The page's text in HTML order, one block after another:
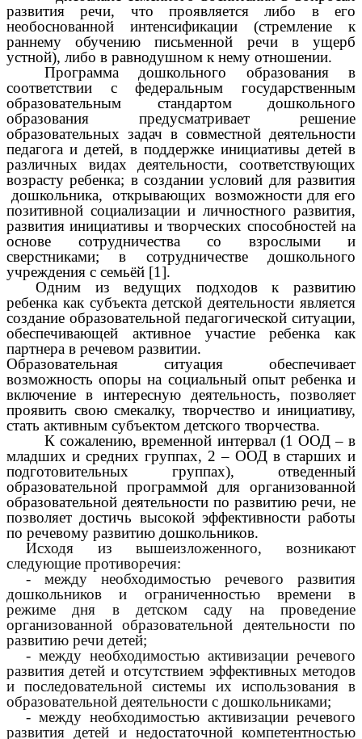
развития речи, что проявляется либо в его
необоснованной интенсификации (стремление к
раннему обучению письменной речи в ущерб
устной), либо в равнодушном к нему отношении.
Программа дошкольного образования в
соответствии с федеральным государственным
образовательным стандартом дошкольного
образования предусматривает решение
образовательных задач в совместной деятельности
педагога и детей, в поддержке инициативы детей в
различных видах деятельности, соответствующих
возрасту ребенка; в создании условий для развития
дошкольника, открывающих возможности для его
позитивной социализации и личностного развития,
развития инициативы и творческих способностей на
основе сотрудничества со взрослыми и
сверстниками; в сотрудничестве дошкольного
учреждения с семьёй [1].
Одним из ведущих подходов к развитию
ребенка как субъекта детской деятельности является
создание образовательной педагогической ситуации,
обеспечивающей активное участие ребенка как
партнера в речевом развитии.
Образовательная ситуация обеспечивает
возможность опоры на социальный опыт ребенка и
включение в интересную деятельность, позволяет
проявить свою смекалку, творчество и инициативу,
стать активным субъектом детского творчества.
К сожалению, временной интервал (1 ООД – в
младших и средних группах, 2 – ООД в старших и
подготовительных группах), отведенный
образовательной программой для организованной
образовательной деятельности по развитию речи, не
позволяет достичь высокой эффективности работы
по речевому развитию дошкольников.
Исходя из вышеизложенного, возникают
следующие противоречия:
- между необходимостью речевого развития
дошкольников и ограниченностью времени в
режиме дня в детском саду на проведение
организованной образовательной деятельности по
развитию речи детей;
- между необходимостью активизации речевого
развития детей и отсутствием эффективных методов
и последовательной системы их использования в
образовательной деятельности с дошкольниками;
- между необходимостью активизации речевого
развития детей и недостаточной компетентностью